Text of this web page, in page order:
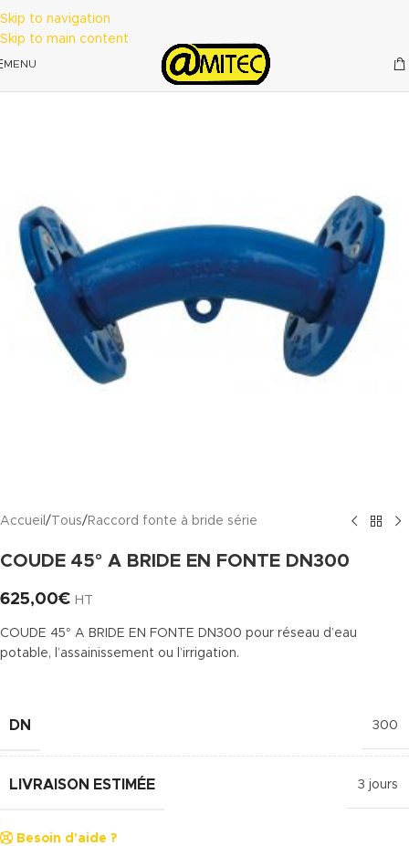
Skip to navigation
Skip to main content
MENU
Accueil / Tous/ Raccord fonte à bride série
COUDE 45° A BRIDE EN FONTE DN300
625,00€ HT
COUDE 45° A BRIDE EN FONTE DN300 pour réseau d’eau
potable, l’assainissement ou l’irrigation.
DN 300
LIVRAISON ESTIMÉE 3 jours
Besoin d'aide ?